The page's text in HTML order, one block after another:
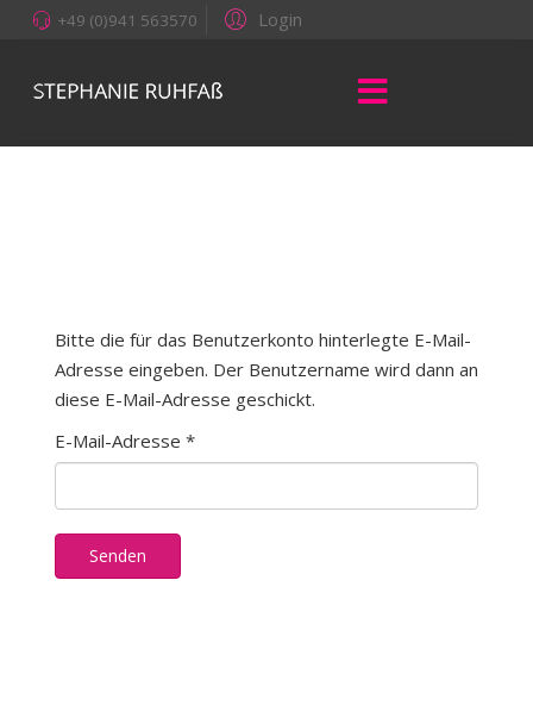
Login
+49 (0)941 563570
Bitte die für das Benutzerkonto hinterlegte E-Mail-
Adresse eingeben. Der Benutzername wird dann an
diese E-Mail-Adresse geschickt.
E-Mail-Adresse *
Senden